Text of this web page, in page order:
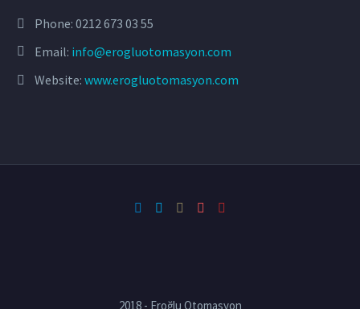
Phone: 0212 673 03 55
Email: info@erogluotomasyon.com
Website: www.erogluotomasyon.com
2018 - Eroğlu Otomasyon